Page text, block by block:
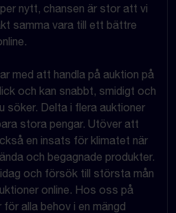
nytt, chansen är stor att vi
samma vara till ett bättre
med att handla på auktion på
och kan snabbt, smidigt och
söker. Delta i flera auktioner
stora pengar. Utöver att
en insats för klimatet när
och begagnade produkter.
och försök till största mån
online. Hos oss på
alla behov i en mängd